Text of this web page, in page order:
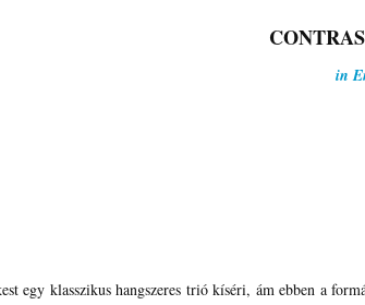
in
egy klasszikus hangszeres trió kíséri, ám ebben a